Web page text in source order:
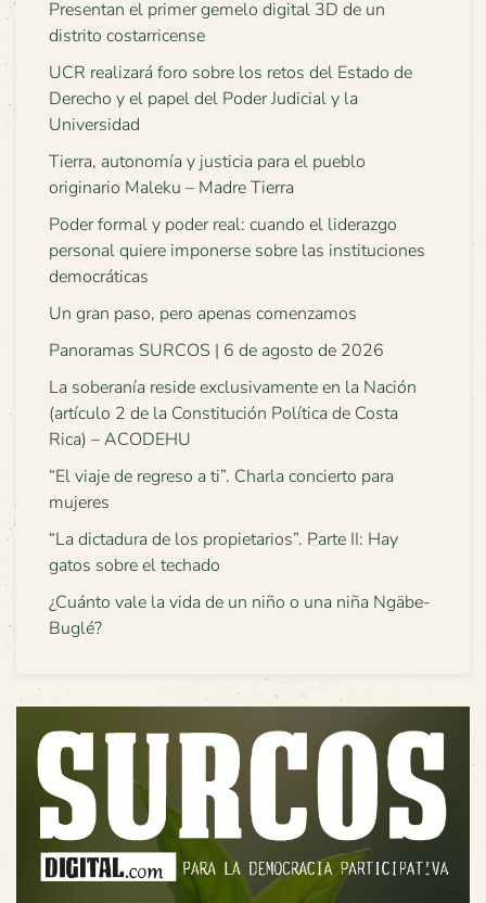
Presentan el primer gemelo digital 3D de un
distrito costarricense
UCR realizará foro sobre los retos del Estado de
Derecho y el papel del Poder Judicial y la
Universidad
Tierra, autonomía y justicia para el pueblo
originario Maleku – Madre Tierra
Poder formal y poder real: cuando el liderazgo
personal quiere imponerse sobre las instituciones
democráticas
Un gran paso, pero apenas comenzamos
Panoramas SURCOS | 6 de agosto de 2026
La soberanía reside exclusivamente en la Nación
(artículo 2 de la Constitución Política de Costa
Rica) – ACODEHU
“El viaje de regreso a ti”. Charla concierto para
mujeres
“La dictadura de los propietarios”. Parte II: Hay
gatos sobre el techado
¿Cuánto vale la vida de un niño o una niña Ngäbe-
Buglé?